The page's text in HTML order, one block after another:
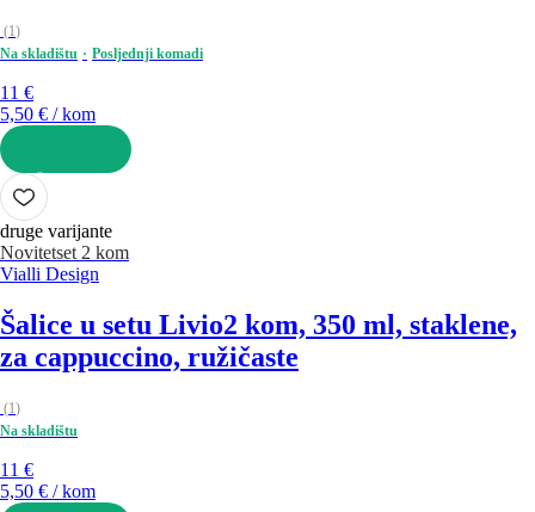
(1)
Na skladištu
Posljednji komadi
11 €
5,50 € / kom
U KOŠARICU
druge varijante
Novitetset 2 kom
Vialli Design
Šalice u setu Livio2 kom, 350 ml, staklene,
za cappuccino, ružičaste
(1)
Na skladištu
11 €
5,50 € / kom